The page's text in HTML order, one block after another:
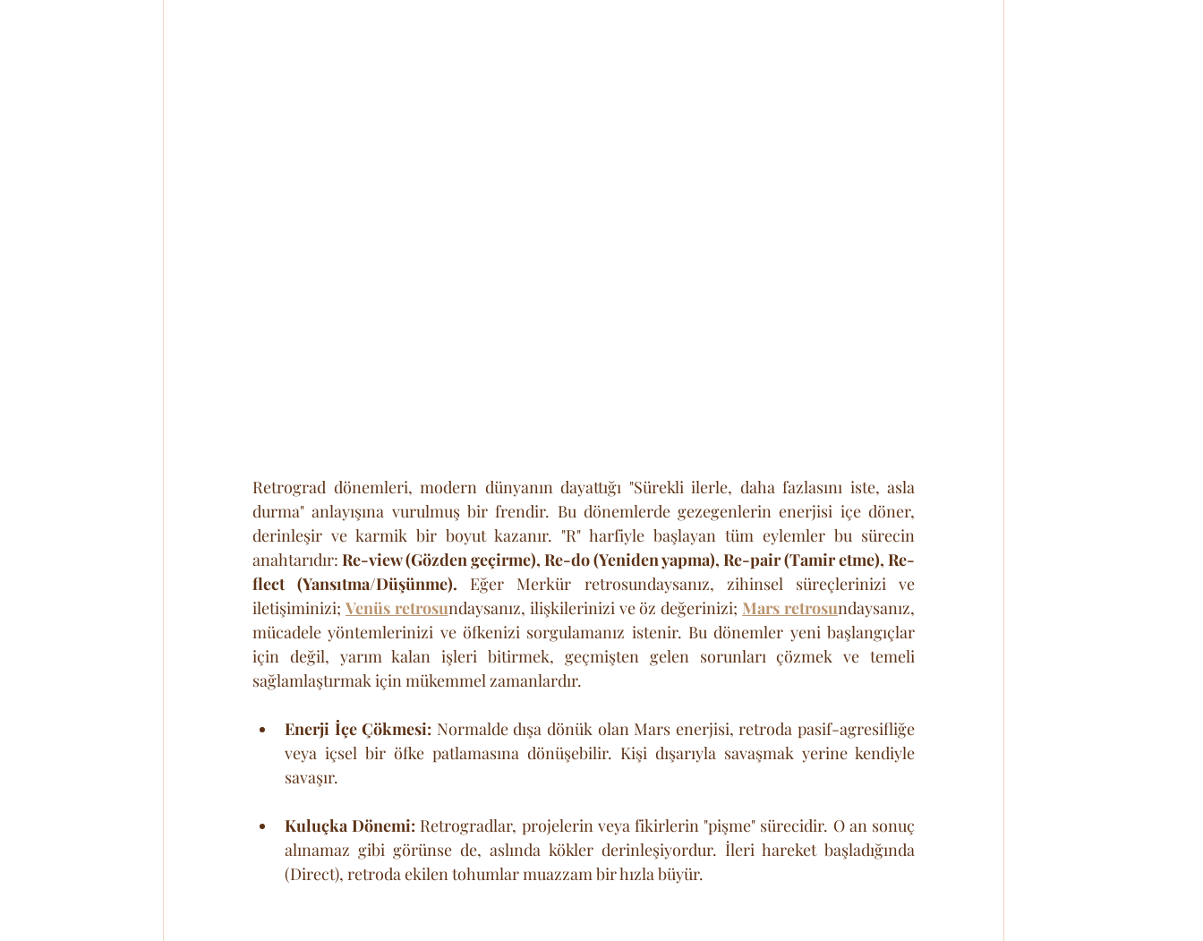
Retrograd dönemleri, modern dünyanın dayattığı "Sürekli ilerle, daha fazlasını iste, asla
durma" anlayışına vurulmuş bir frendir. Bu dönemlerde gezegenlerin enerjisi içe döner,
derinleşir ve karmik bir boyut kazanır. "R" harfiyle başlayan tüm eylemler bu sürecin
anahtarıdır: Re-view (Gözden geçirme), Re-do (Yeniden yapma), Re-pair (Tamir etme), Re-
flect (Yansıtma/Düşünme). Eğer Merkür retrosundaysanız, zihinsel süreçlerinizi ve
iletişiminizi; Venüs retrosundaysanız, ilişkilerinizi ve öz değerinizi; Mars retrosundaysanız,
mücadele yöntemlerinizi ve öfkenizi sorgulamanız istenir. Bu dönemler yeni başlangıçlar
için değil, yarım kalan işleri bitirmek, geçmişten gelen sorunları çözmek ve temeli
sağlamlaştırmak için mükemmel zamanlardır.
Enerji İçe Çökmesi: Normalde dışa dönük olan Mars enerjisi, retroda pasif-agresifliğe
veya içsel bir öfke patlamasına dönüşebilir. Kişi dışarıyla savaşmak yerine kendiyle
savaşır.
Kuluçka Dönemi: Retrogradlar, projelerin veya fikirlerin "pişme" sürecidir. O an sonuç
alınamaz gibi görünse de, aslında kökler derinleşiyordur. İleri hareket başladığında
(Direct), retroda ekilen tohumlar muazzam bir hızla büyür.